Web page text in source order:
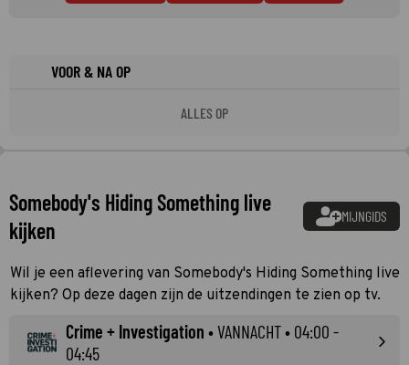
VOOR & NA OP
ALLES OP
Somebody's Hiding Something live
kijken
MIJNGIDS
Wil je een aflevering van Somebody's Hiding Something live
kijken? Op deze dagen zijn de uitzendingen te zien op tv.
Crime + Investigation •VANNACHT• 04:00 -
04:45